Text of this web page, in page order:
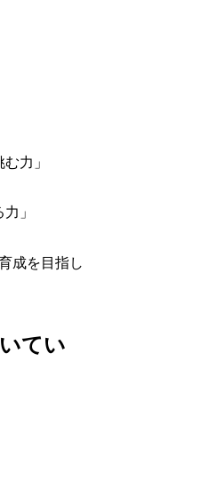
力」
」
成を目指し
てい